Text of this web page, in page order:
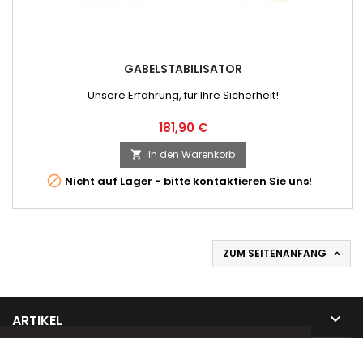
GABELSTABILISATOR
Unsere Erfahrung, für Ihre Sicherheit!
Preis
181,90 €
 In den Warenkorb
 Nicht auf Lager - bitte kontaktieren Sie uns!
ZUM SEITENANFANG 
ARTIKEL 